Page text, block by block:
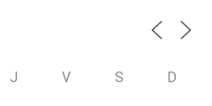
J V S D